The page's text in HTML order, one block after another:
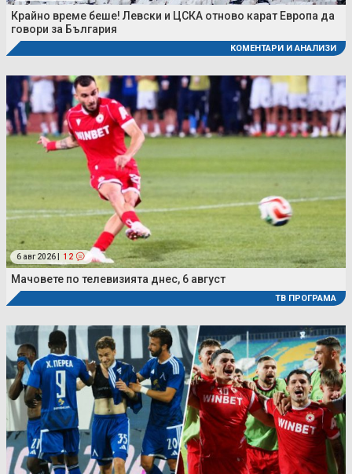
Крайно време беше! Левски и ЦСКА отново карат Европа да
говори за България
КОМЕНТАРИ И АНАЛИЗИ
6 авг 2026 | 12
Мачовете по телевизията днес, 6 август
ТВ ПРОГРАМА